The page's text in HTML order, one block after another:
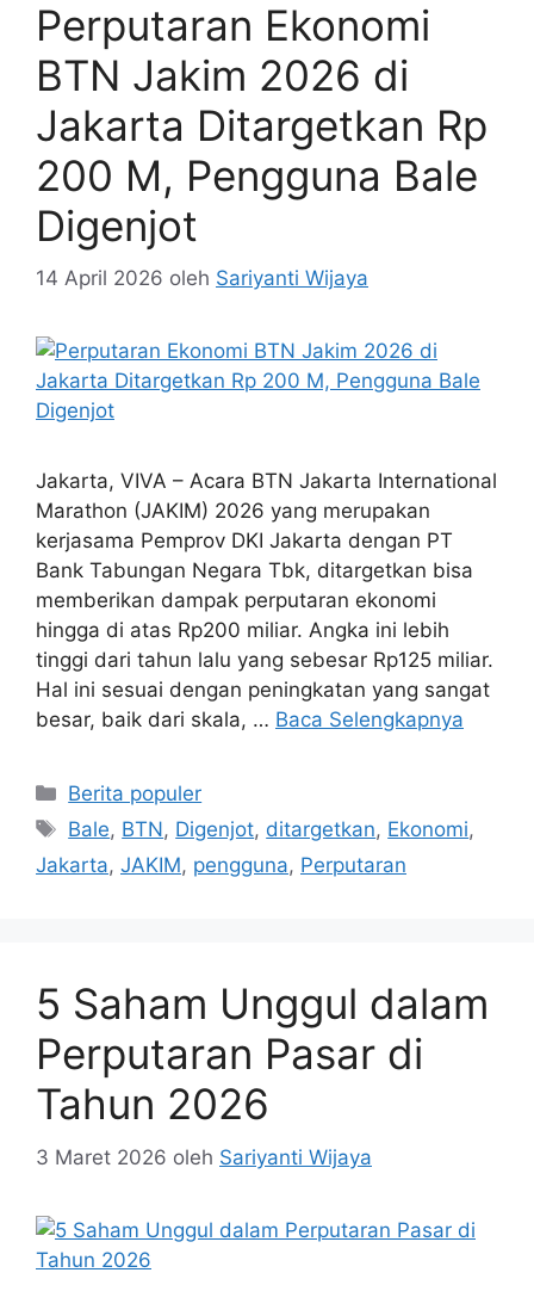
Perputaran Ekonomi
BTN Jakim 2026 di
Jakarta Ditargetkan Rp
200 M, Pengguna Bale
Digenjot
14 April 2026 oleh Sariyanti Wijaya
Jakarta, VIVA – Acara BTN Jakarta International
Marathon (JAKIM) 2026 yang merupakan
kerjasama Pemprov DKI Jakarta dengan PT
Bank Tabungan Negara Tbk, ditargetkan bisa
memberikan dampak perputaran ekonomi
hingga di atas Rp200 miliar. Angka ini lebih
tinggi dari tahun lalu yang sebesar Rp125 miliar.
Hal ini sesuai dengan peningkatan yang sangat
besar, baik dari skala, … Baca Selengkapnya
Kategori
Berita populer
Tag
Bale, BTN, Digenjot, ditargetkan, Ekonomi,
Jakarta, JAKIM, pengguna, Perputaran
5 Saham Unggul dalam
Perputaran Pasar di
Tahun 2026
3 Maret 2026 oleh Sariyanti Wijaya